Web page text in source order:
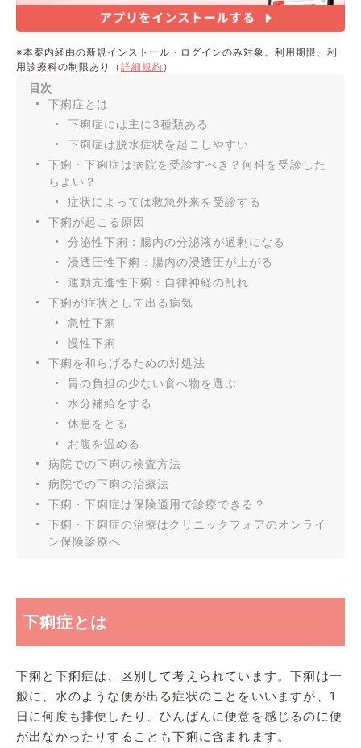
※本案内経由の新規インストール・ログインのみ対象。利用期限、利
用診療科の制限あり（ 詳細規約 ）
目次
下痢症とは
下痢症には主に3種類ある
下痢症は脱水症状を起こしやすい
下痢・下痢症は病院を受診すべき？何科を受診した
らよい？
症状によっては救急外来を受診する
下痢が起こる原因
分泌性下痢：腸内の分泌液が過剰になる
浸透圧性下痢：腸内の浸透圧が上がる
運動亢進性下痢：自律神経の乱れ
下痢が症状として出る病気
急性下痢
慢性下痢
下痢を和らげるための対処法
胃の負担の少ない食べ物を選ぶ
水分補給をする
休息をとる
お腹を温める
病院での下痢の検査方法
病院での下痢の治療法
下痢・下痢症は保険適用で診療できる？
下痢・下痢症の治療はクリニックフォアのオンライ
ン保険診療へ
下痢症とは
下痢と下痢症は、区別して考えられています。下痢は一
般に、水のような便が出る症状のことをいいますが、1
日に何度も排便したり、ひんぱんに便意を感じるのに便
が出なかったりすることも下痢に含まれます。